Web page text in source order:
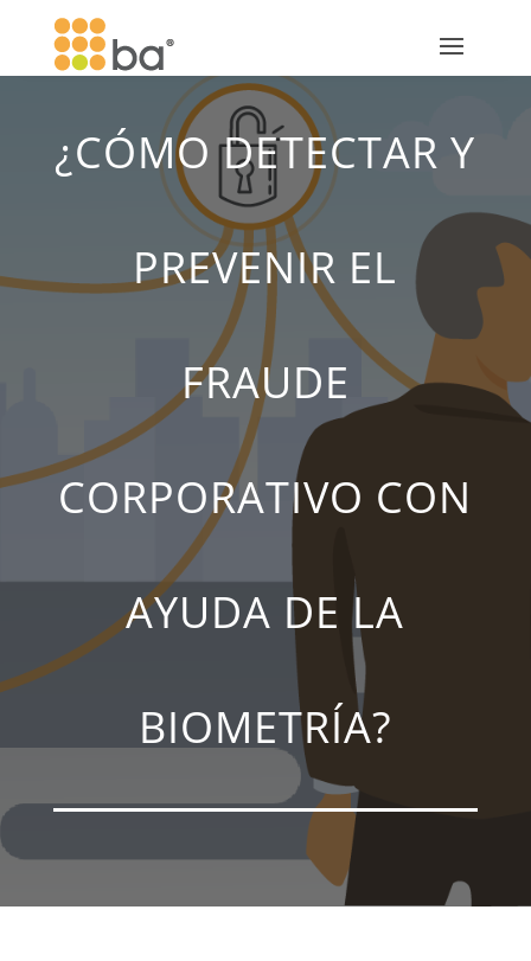
¿CÓMO DETECTAR Y
PREVENIR EL
FRAUDE
CORPORATIVO CON
AYUDA DE LA
BIOMETRÍA?